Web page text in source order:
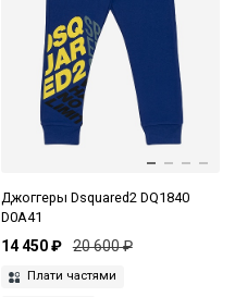
Джоггеры Dsquared2 DQ1840
D0A41
14 450 ₽ 20 600 ₽
Плати частями